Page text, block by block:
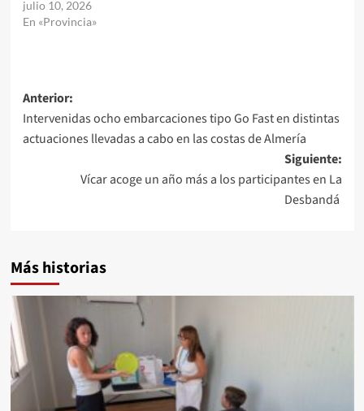
julio 10, 2026
En «Provincia»
Navegación
de
entradas
Anterior:
Intervenidas ocho embarcaciones tipo Go Fast en distintas
actuaciones llevadas a cabo en las costas de Almería
Siguiente:
Vícar acoge un año más a los participantes en La
Desbandá
Más historias